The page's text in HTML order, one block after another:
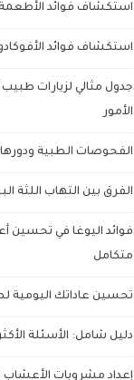
استكشاف فوائد الأطعمة
استكشاف فوائد
جدول مثالي لزيارات
الأمور
الفحوصات الطبية
الفرق بين التهاب اللثة
فوائد اليوغا في تحسين
متكامل
تحسين عاداتك
دليل شامل: الأسئلة
إعداد مشروبات الأعشاب